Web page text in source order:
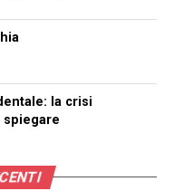
la crisi
spiegare